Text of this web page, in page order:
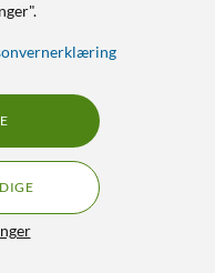
Multi-Sensor
(2)
,-589,-